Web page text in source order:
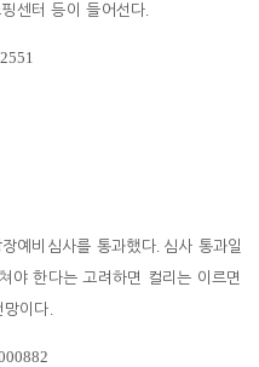
센터 등이 들어선다.
예비심사를 통과했다. 심사 통과일
야 한다는 고려하면 컬리는 이르면
망이다.